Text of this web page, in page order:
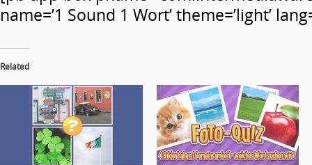
name=’1 Sound 1 Wort’ theme=’light’
Related